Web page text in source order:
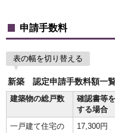
申請手数料
表の幅を切り替える
新築 認定申請手数料額一
建築物の総戸数
確認書等
する場合
一戸建て住宅の
17,300円